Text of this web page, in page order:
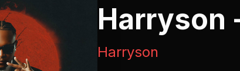
Harryson
Harryson